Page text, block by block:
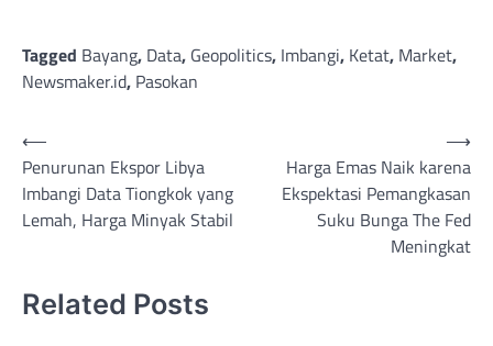
Tagged Bayang, Data, Geopolitics, Imbangi, Ketat, Market,
Newsmaker.id, Pasokan
Post
navigation
⟵
Penurunan Ekspor Libya
Imbangi Data Tiongkok yang
Lemah, Harga Minyak Stabil
Harga Emas Naik karena
Ekspektasi Pemangkasan
Suku Bunga The Fed
Meningkat
⟶
Related Posts